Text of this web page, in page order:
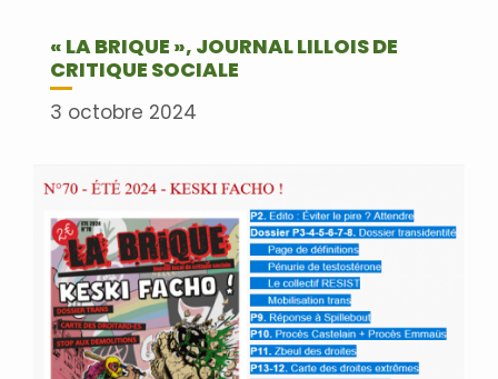
« LA BRIQUE », JOURNAL LILLOIS DE
CRITIQUE SOCIALE
3 octobre 2024